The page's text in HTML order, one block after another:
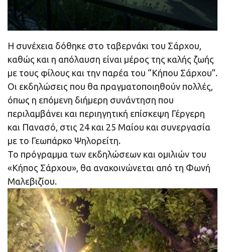
Η συνέχεια δόθηκε στο ταβερνάκι του Σάρχου,
καθώς και η απόλαυση είναι μέρος της καλής ζωής
με τους φίλους και την παρέα του “Κήπου Σάρχου”.
Οι εκδηλώσεις που θα πραγματοποιηθούν πολλές,
όπως η επόμενη διήμερη συνάντηση που
περιλαμβάνει και περιηγητική επίσκεψη Γέργερη
και Πανασό, στις 24 και 25 Μαίου και συνεργασία
με το Γεωπάρκο Ψηλορείτη.
Το πρόγραμμα των εκδηλώσεων και ομιλιών του
«Κήπος Σάρχου», θα ανακοινώνεται από τη Φωνή
Μαλεβιζίου.